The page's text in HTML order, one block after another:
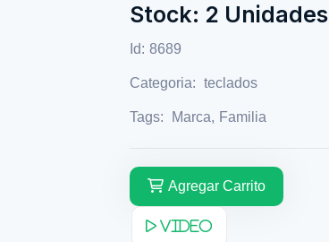
Stock: 2 Unidades
Id: 8689
Categoria: teclados
Tags: Marca, Familia
Agregar Carrito
Video